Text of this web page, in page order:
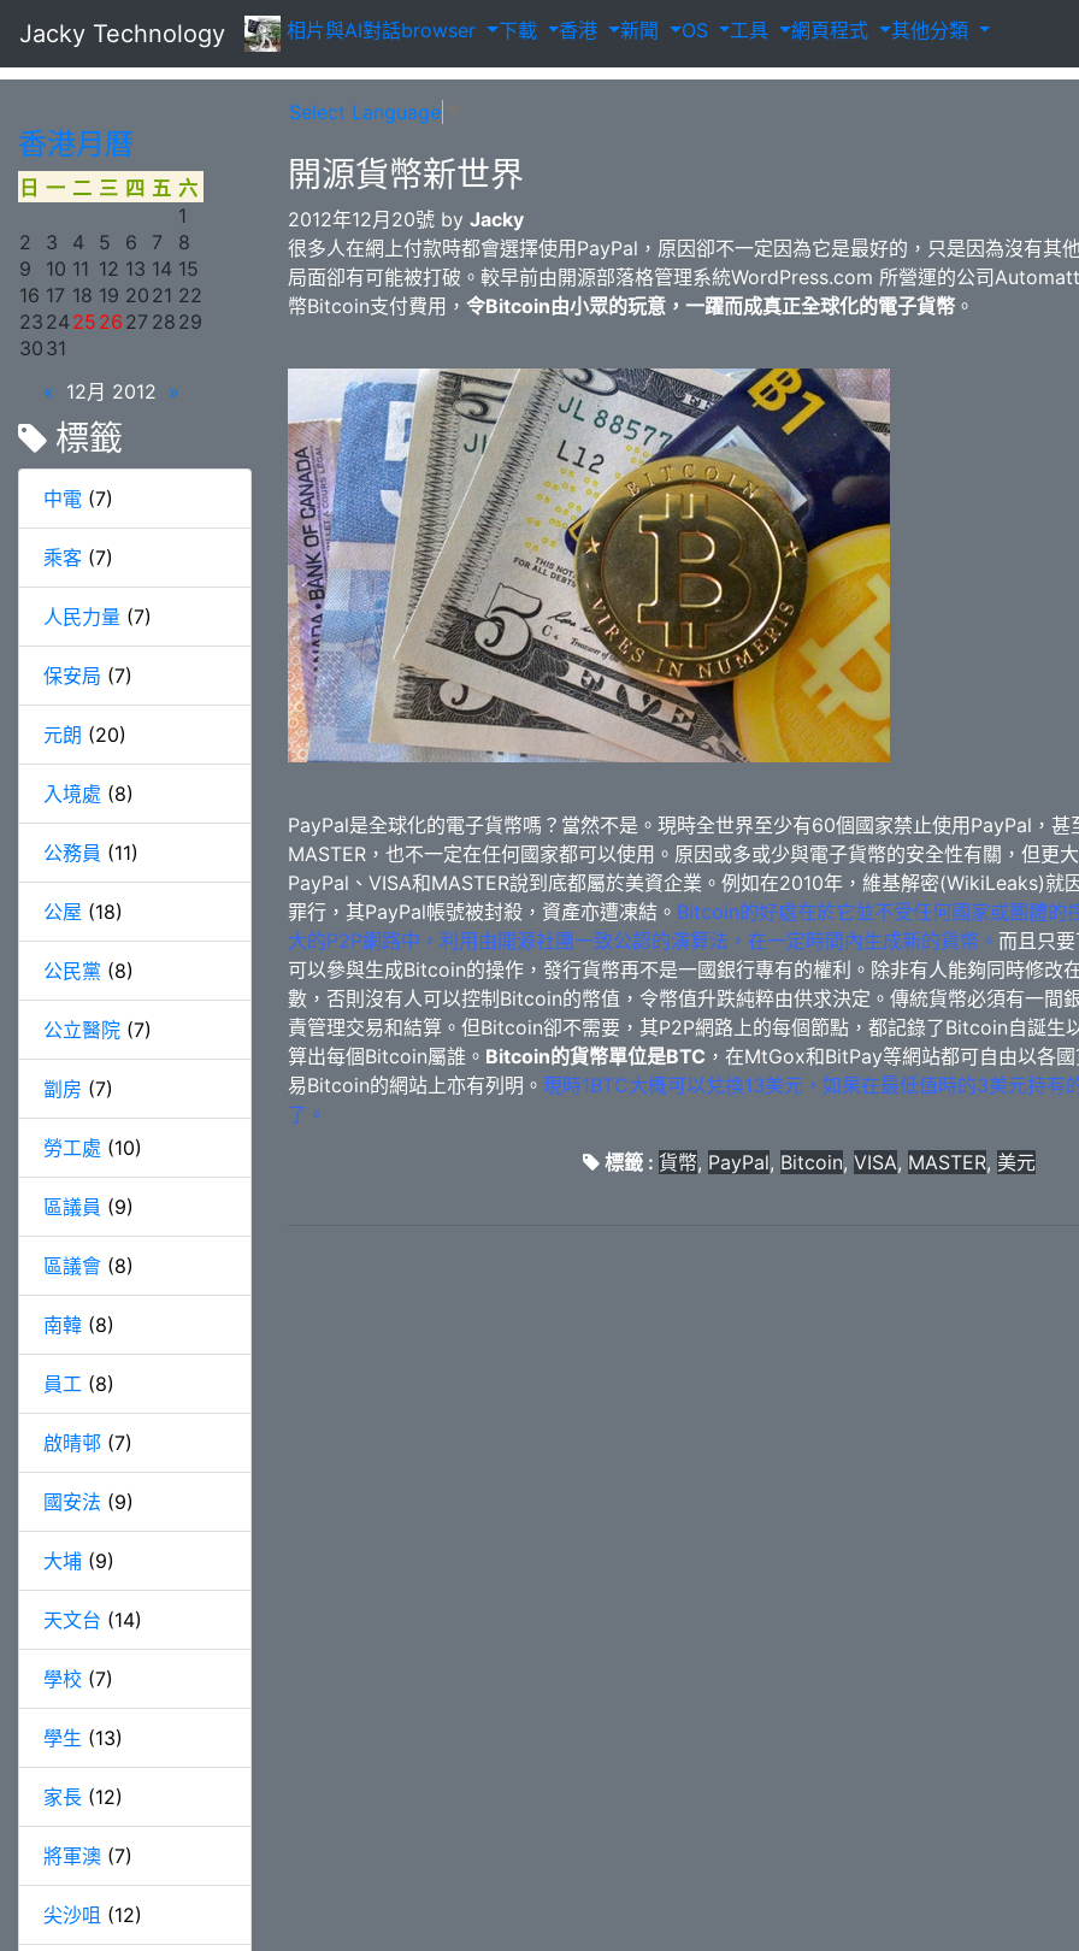
Jacky Technology 相片與AI對話browser 下載 香港 新聞 OS 工具 網頁程式 其他分類
香港月曆
« 12月 2012 »
日 一 二 三 四 五 六
1
2
3 4 5 6 7
8
9
10 11 12 13 14 15
16 17 18 19 20 21 22
23 24 25 26 27 28 29
30 31
標籤
中電 (7)
乘客 (7)
人民力量 (7)
保安局 (7)
元朗 (20)
入境處 (8)
公務員 (11)
公屋 (18)
公民黨 (8)
公立醫院 (7)
劏房 (7)
勞工處 (10)
區議員 (9)
區議會 (8)
南韓 (8)
員工 (8)
啟晴邨 (7)
國安法 (9)
大埔 (9)
天文台 (14)
學校 (7)
學生 (13)
家長 (12)
將軍澳 (7)
尖沙咀 (12)
Select Language
開源貨幣新世界
2012年12月20號 by Jacky
很多人在網上付款時都會選擇使用PayPal，原因卻不一定因為它是最好的，只是因為沒有其
局面卻有可能被打破。 較早前由開源部落格管理系統WordPress.com 所營運的公司
幣Bitcoin支付費用， 令Bitcoin由小眾的玩意，一躍而成真正全球化的電子貨幣 。
PayPal是全球化的電子貨幣嗎？ 當然不是。 現時全世界至少有60個國家禁止使用PayPal，甚
MASTER，也不一定在任何國家都可以使用。 原因或多或少與電子貨幣的安全性有關，但更
PayPal、VISA和MASTER說到底都屬於美資企業。 例如在2010年，維基解密(WikiLeaks)就
罪行，其PayPal帳號被封殺，資產亦遭凍結。 Bitcoin的好處在於它並不受任何國家或團體的
大的P2P網路中，利用由開源社團一致公認的演算法，在一定時間內生成新的貨幣。 而且只
可以參與生成Bitcoin的操作，發行貨幣再不是一國銀行專有的權利。 除非有人能夠同時修改
數，否則沒有人可以控制Bitcoin的幣值，令幣值升跌純粹由供求決定。 傳統貨幣必須有一間
責管理交易和結算。 但Bitcoin卻不需要，其P2P網路上的每個節點，都記錄了Bitcoin自誕生
算出每個Bitcoin屬誰。 Bitcoin的貨幣單位是BTC ，在MtGox和BitPay等網站都可自由以各
易Bitcoin的網站上亦有列明。 現時1BTC大概可以兌換13美元，如果在最低值時的3美元持有
了。
標籤 : 貨幣, PayPal, Bitcoin, VISA, MASTER, 美元